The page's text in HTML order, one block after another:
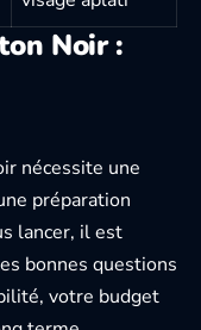
Noir :
nécessite une
préparation
lancer, il est
bonnes questions
votre budget